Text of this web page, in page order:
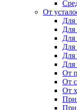
От
Для
Для
Для
Для
Для
Для
От
От
От
При
При